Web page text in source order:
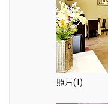
照片(1)